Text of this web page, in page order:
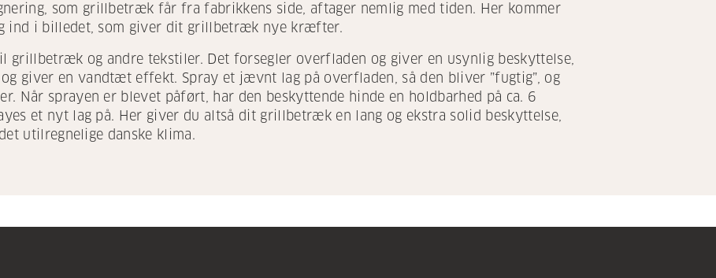
som grillbetræk får fra fabrikkens side, aftager nemlig med tiden. Her kommer
ind i billedet, som giver dit grillbetræk nye kræfter.
grillbetræk og andre tekstiler. Det forsegler overfladen og giver en usynlig beskyttelse,
giver en vandtæt effekt. Spray et jævnt lag på overfladen, så den bliver ”fugtig”, og
Når sprayen er blevet påført, har den beskyttende hinde en holdbarhed på ca. 6
et nyt lag på. Her giver du altså dit grillbetræk en lang og ekstra solid beskyttelse,
utilregnelige danske klima.